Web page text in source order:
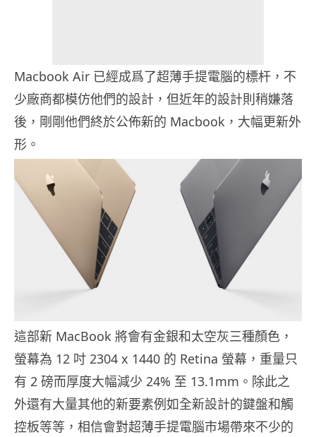
Macbook Air 已經成爲了超薄手提電腦的標杆，不
少廠商都模仿他們的設計，但近年的設計則稍嫌落
後，剛剛他們終於公佈新的 Macbook，大幅更新外
形。
這部新 MacBook 將會有金銀和太空灰三種顏色，
螢幕為 12 吋 2304 x 1440 的 Retina 螢幕，重量只
有 2 磅而厚度大幅減少 24% 至 13.1mm。除此之
外還有大量其他的新要素例如全新設計的鍵盤和觸
控板等等，相信會對超薄手提電腦市場帶來不少的